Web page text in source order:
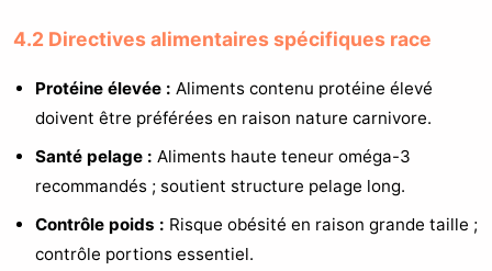
4.2 Directives alimentaires spécifiques race
Protéine élevée : Aliments contenu protéine élevé
doivent être préférées en raison nature carnivore.
Santé pelage : Aliments haute teneur oméga-3
recommandés ; soutient structure pelage long.
Contrôle poids : Risque obésité en raison grande taille ;
contrôle portions essentiel.